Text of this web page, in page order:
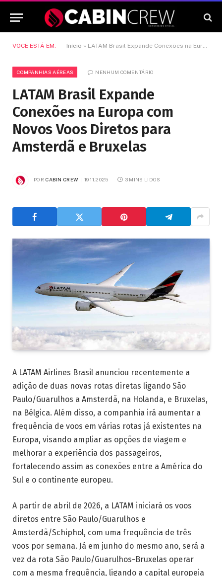
VOCÊ ESTÁ EM: Início » LATAM Brasil Expande Conexões na Europa com Novos Voos Diretos para Amsterdã e Bruxelas
COMPANHIAS AÉREAS NENHUM COMENTÁRIO
LATAM Brasil Expande
Conexões na Europa com
Novos Voos Diretos para
Amsterdã e Bruxelas
POR CABIN CREW 19.11.2025 3 MINS LIDOS
A LATAM Airlines Brasil anunciou recentemente a
adição de duas novas rotas diretas ligando São
Paulo/Guarulhos a Amsterdã, na Holanda, e Bruxelas,
na Bélgica. Além disso, a companhia irá aumentar a
frequência de voos em várias rotas já existentes na
Europa, visando ampliar as opções de viagem e
melhorar a experiência dos passageiros,
fortalecendo assim as conexões entre a América do
Sul e o continente europeu.
A partir de abril de 2026, a LATAM iniciará os voos
diretos entre São Paulo/Guarulhos e
Amsterdã/Schiphol, com uma frequência de três
voos por semana. Já em junho do mesmo ano, será a
vez da rota São Paulo/Guarulhos-Bruxelas operar
com a mesma frequência, ligando a capital europeia